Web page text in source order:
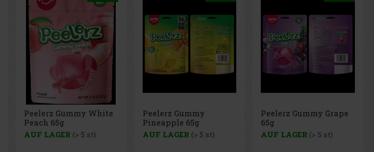
Peelerz Gummy
Pineapple 65g
AUF LAGER(> 5 st)
Peelerz Gummy Grape
65g
AUF LAGER(> 5 st)
Peelerz Gummy
Banana 65g
AUF LAGER (> 5 st)